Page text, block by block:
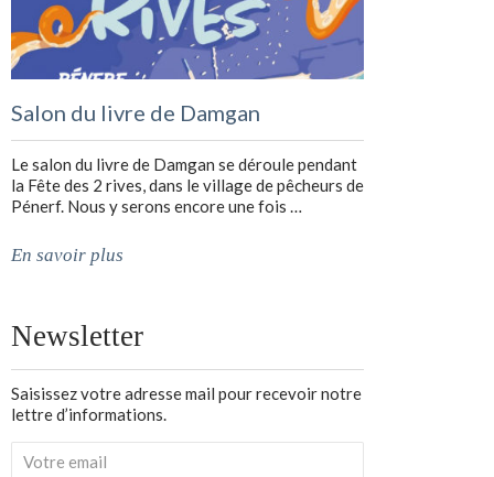
Salon du livre de Damgan
Le salon du livre de Damgan se déroule pendant
la Fête des 2 rives, dans le village de pêcheurs de
Pénerf. Nous y serons encore une fois …
En savoir plus
Newsletter
Saisissez votre adresse mail pour recevoir notre
lettre d’informations.